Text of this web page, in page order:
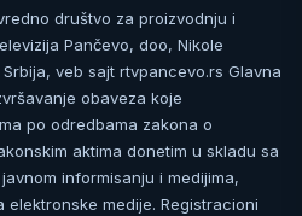
društvo za proizvodnju i
Pančevo, doo, Nikole
veb sajt rtvpancevo.rs Glavna
obaveza koje
po odredbama zakona o
aktima donetim u skladu sa
informisanju i medijima,
medije. Registracioni